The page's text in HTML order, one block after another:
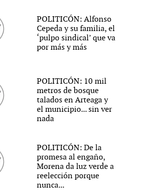
POLITICÓN: Alfonso
Cepeda y su familia, el
‘pulpo sindical’ que va
por más y más
POLITICÓN: 10 mil
metros de bosque
talados en Arteaga y
el municipio... sin ver
nada
POLITICÓN: De la
promesa al engaño,
Morena da luz verde a
reelección porque
nunca...